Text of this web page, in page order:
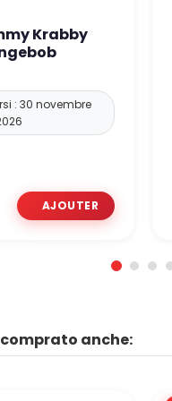
Krabby
: 30 novembre
anche: